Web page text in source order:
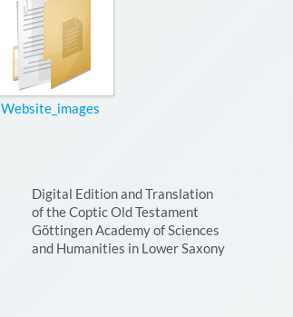
Website_images
Digital Edition and Translation
of the Coptic Old Testament
Göttingen Academy of Sciences
and Humanities in Lower Saxony